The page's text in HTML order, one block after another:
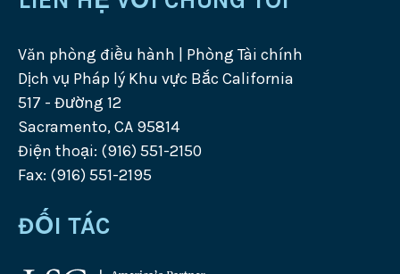
Văn phòng điều hành | Phòng Tài chính
Dịch vụ Pháp lý Khu vực Bắc California
517 - Đường 12
Sacramento, CA 95814
Điện thoại: (916) 551-2150
Fax: (916) 551-2195
ĐỐI TÁC